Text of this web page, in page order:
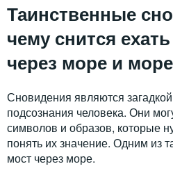
Таинственные
чему снится
через море и море
Сновидения являются
подсознания человека. Они
символов и образов, которые
понять их значение. Одним из
мост через море.